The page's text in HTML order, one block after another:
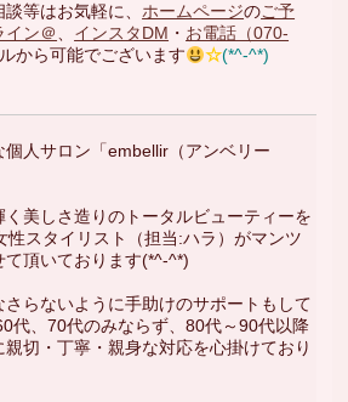
談等はお気軽に、ホームページのご予
イン＠、 インスタDM ・ お電話（070-
ルから可能でございます ☆(*^-^*)
人サロン「embellir（アンベリー
美しさ造りのトータルビューティーを
性スタイリスト（担当:ハラ）がマンツ
頂いております(*^-^*)
らないように手助けのサポートもして
代、70代のみならず、80代～90代以降
切・丁寧・親身な対応を心掛けており